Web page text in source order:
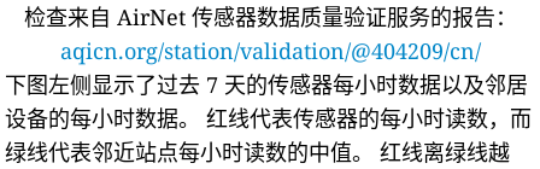
检查来自 AirNet 传感器数据质量验证服务的报告：
aqicn.org/station/validation/@404209/cn/
下图左侧显示了过去 7 天的传感器每小时数据以及邻居
设备的每小时数据。
红线代表传感器的每小时读数，而
绿线代表邻近站点每小时读数的中值。
红线离绿线越